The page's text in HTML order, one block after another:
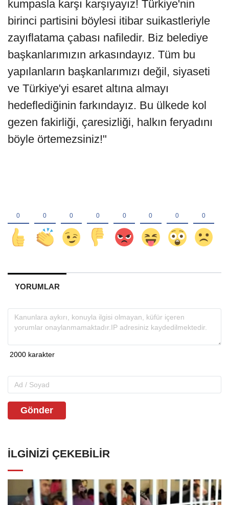
kumpasla karşı karşıyayız! Türkiye'nin
birinci partisini böylesi itibar suikastleriyle
zayıflatama çabası nafiledir. Biz belediye
başkanlarımızın arkasındayız. Tüm bu
yapılanların başkanlarımızı değil, siyaseti
ve Türkiye'yi esaret altına almayı
hedeflediğinin farkındayız. Bu ülkede kol
gezen fakirliği, çaresizliği, halkın feryadını
böyle örtemezsiniz!"
YORUMLAR
Gönder
İLGINIZI ÇEKEBILIR